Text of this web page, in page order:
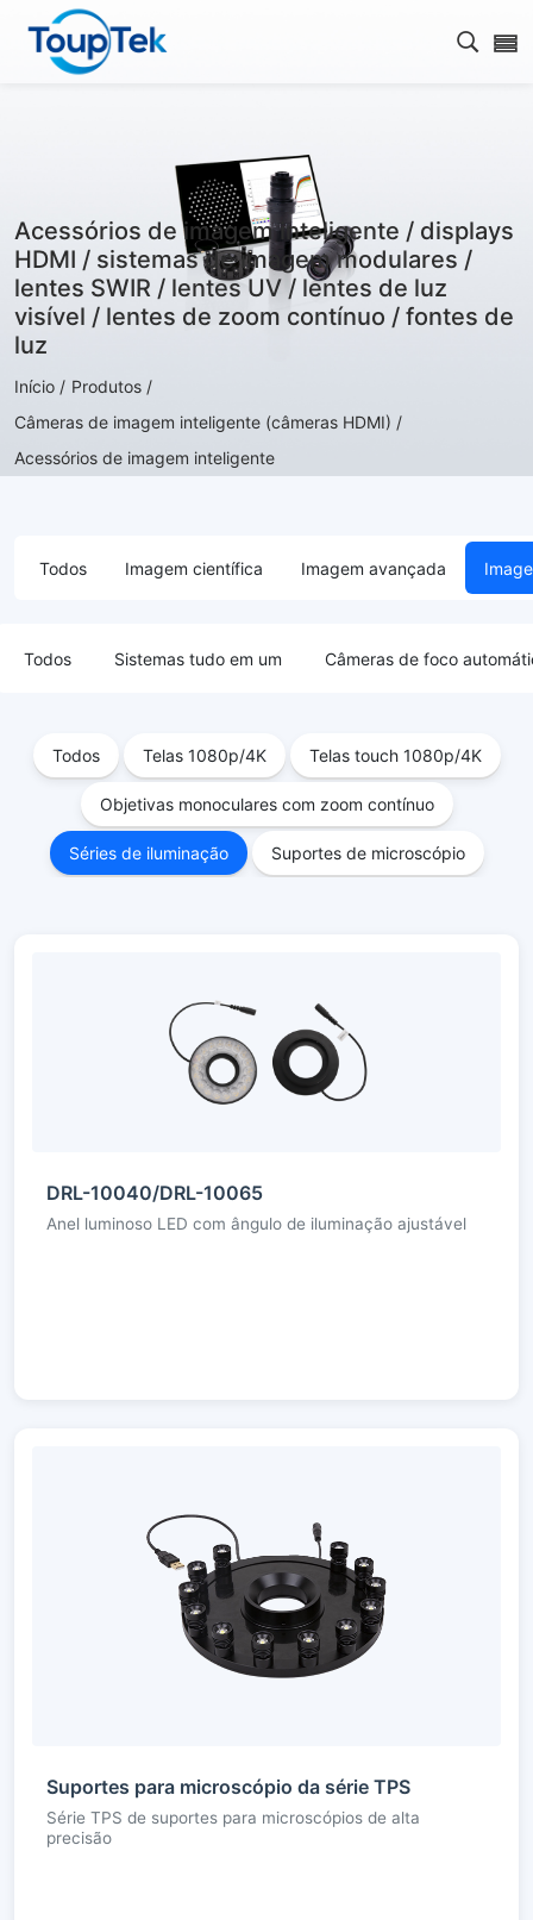
Abrir
Acessórios de imagem inteligente / displays
HDMI / sistemas de imagem modulares /
lentes SWIR / lentes UV / lentes de luz
visível / lentes de zoom contínuo / fontes de
luz
Início / Produtos /
Câmeras de imagem inteligente (câmeras HDMI) /
Acessórios de imagem inteligente
Todos Imagem científica Imagem avançada
Todos Sistemas tudo em um Câmeras de foco
Todos Telas 1080p/4K Telas touch 1080p/4K
Objetivas monoculares com zoom contínuo
Séries de iluminação Suportes de microscópio
DRL-10040/DRL-10065
Anel luminoso LED com ângulo de iluminação ajustável
Suportes para microscópio da série TPS
Série TPS de suportes para microscópios de alta
precisão